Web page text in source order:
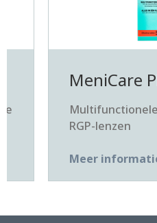
MeniCare
RGP-lenzen
Meer